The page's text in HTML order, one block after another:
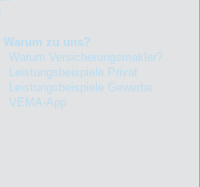
Warum zu uns?
Warum Versicherungsmakler?
Leistungsbeispiele Privat
Leistungsbeispiele Gewerbe
VEMA-App